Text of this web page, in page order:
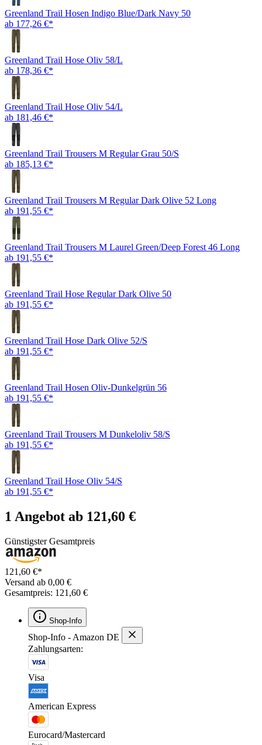
Greenland Trail Hosen Indigo Blue/Dark Navy 50
ab 177,26 €*
Greenland Trail Hose Oliv 58/L
ab 178,36 €*
Greenland Trail Hose Oliv 54/L
ab 181,46 €*
Greenland Trail Trousers M Regular Grau 50/S
ab 185,13 €*
Greenland Trail Trousers M Regular Dark Olive 52 Long
ab 191,55 €*
Greenland Trail Trousers M Laurel Green/Deep Forest 46 Long
ab 191,55 €*
Greenland Trail Hose Regular Dark Olive 50
ab 191,55 €*
Greenland Trail Hose Dark Olive 52/S
ab 191,55 €*
Greenland Trail Hosen Oliv-Dunkelgrün 56
ab 191,55 €*
Greenland Trail Trousers M Dunkeloliv 58/S
ab 191,55 €*
Greenland Trail Hose Oliv 54/S
ab 191,55 €*
1 Angebot ab 121,60 €
Günstigster Gesamtpreis
121,60 €*
Versand ab 0,00 €
Gesamtpreis: 121,60 €
Shop-Info
Shop-Info - Amazon DE
Zahlungsarten:
Visa
American Express
Eurocard/Mastercard